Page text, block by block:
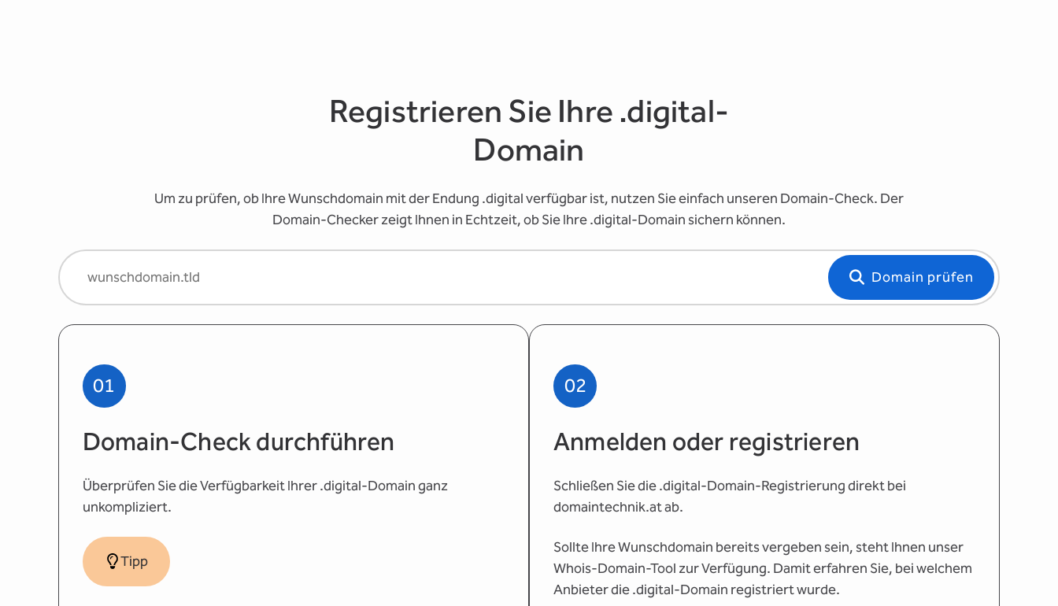
Registrieren Sie Ihre .digital-
Domain
Um zu prüfen, ob Ihre Wunschdomain mit der Endung .digital verfügbar ist, nutzen Sie einfach unseren Domain-Check. Der
Domain-Checker zeigt Ihnen in Echtzeit, ob Sie Ihre .digital-Domain sichern können.
Domain prüfen
01
Domain-Check durchführen
Überprüfen Sie die Verfügbarkeit Ihrer .digital-Domain ganz
unkompliziert.
Tipp
02
Anmelden oder registrieren
Schließen Sie die .digital-Domain-Registrierung direkt bei
domaintechnik.at ab.
Sollte Ihre Wunschdomain bereits vergeben sein, steht Ihnen unser
Whois-Domain-Tool zur Verfügung. Damit erfahren Sie, bei welchem
Anbieter die .digital-Domain registriert wurde.